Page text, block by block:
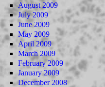
August 2009
July 2009
June 2009
May 2009
April 2009
March 2009
February 2009
January 2009
December 2008